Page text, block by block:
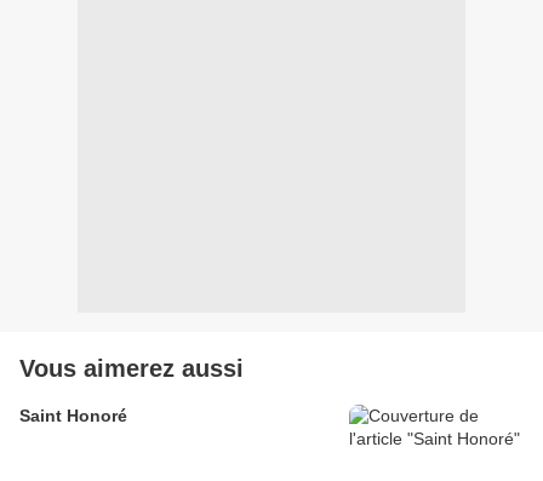
Vous aimerez aussi
Saint Honoré